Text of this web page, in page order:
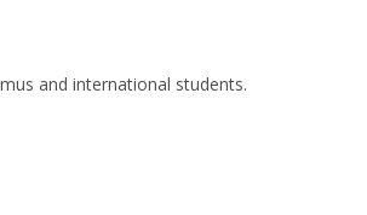
and international students.